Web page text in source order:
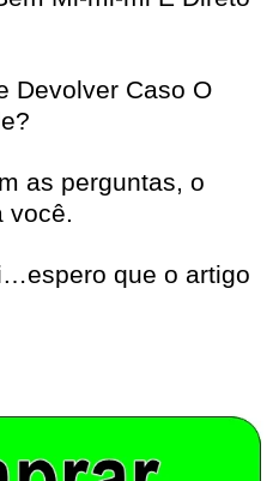
Devolver Caso O
as perguntas, o
você.
que o artigo